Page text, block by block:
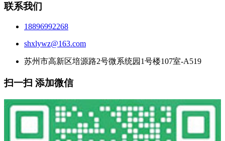
联系我们
18896992268
shxlywz@163.com
苏州市高新区培源路2号微系统园1号楼107室-A519
扫一扫 添加微信